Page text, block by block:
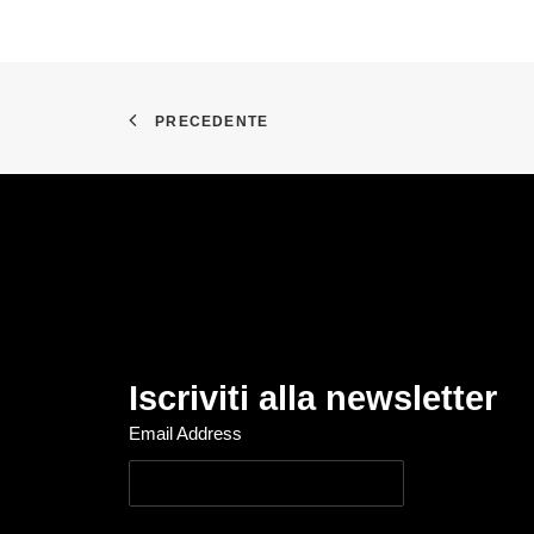
PRECEDENTE
Iscriviti alla newsletter
Email Address